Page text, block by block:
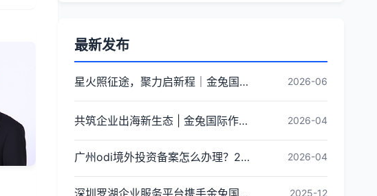
最新发布
星火照征途，聚力启新程｜金兔国际井冈山红色研学团建圆满收官 2026-06
共筑企业出海新生态 | 金兔国际作为代表单位亮相宝安区出海服务中心揭牌仪式 2026-04
广州odi境外投资备案怎么办理？2026年最新流程详解 2026-04
深圳罗湖企业服务平台携手金兔国际ODI备案专家,共建跨境出海全链条服务新生态 2025-12